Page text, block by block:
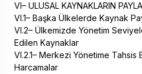
VI– ULUSAL KAYNAKLARIN
VI.1– Başka Ülkelerde Kaynak
VI.2– Ülkemizde Yönetim
Edilen Kaynaklar
VI.2.1– Merkezi Yönetime Tahsis
Harcamalar